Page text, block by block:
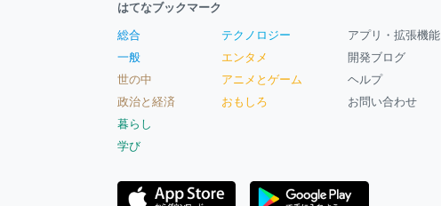
はてなブックマーク
総合
一般
世の中
政治と経済
暮らし
学び
テクノロジー
エンタメ
アニメとゲーム
おもしろ
アプリ・拡張機能
開発ブログ
ヘルプ
お問い合わせ